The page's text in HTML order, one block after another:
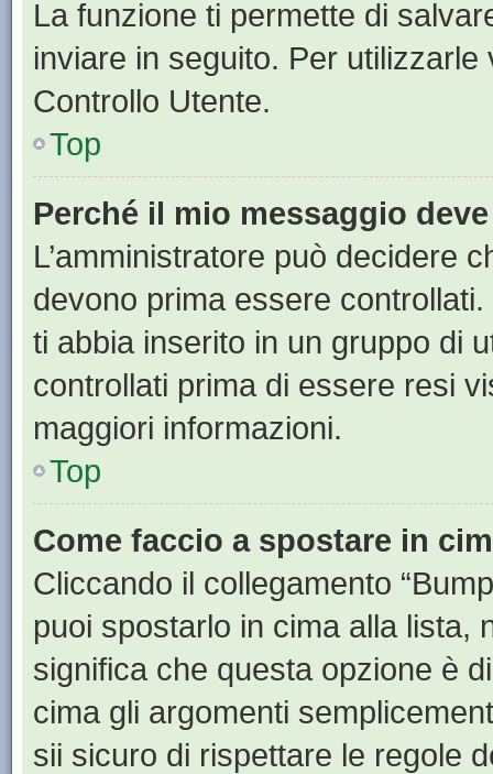
La funzione ti permette di
inviare in seguito. Per utilizzarle
Controllo Utente.
Top
Perché il mio messaggio
L’amministratore può decidere
devono prima essere
ti abbia inserito in un gruppo di
controllati prima di essere resi
maggiori informazioni.
Top
Come faccio a spostare in
Cliccando il collegamento
puoi spostarlo in cima alla lista,
significa che questa opzione è
cima gli argomenti
sii sicuro di rispettare le regole